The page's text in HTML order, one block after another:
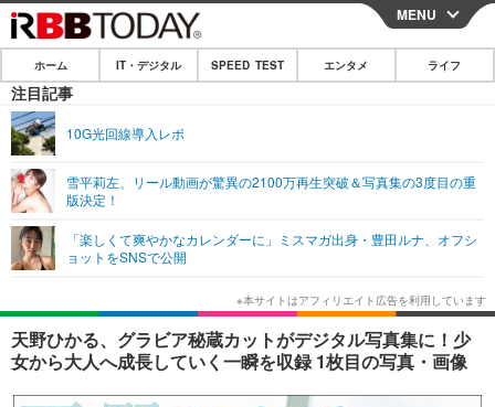
CLOSE
ホーム
IT・デジタル
ネタ
ショッピング その他
SPEED TEST
エンタメ
エンタメTOP
韓国・芸能
音楽 スポーツ
ライフ
ライフTOP グルメ
ペット ショッピング
その他
リリース一覧
プッシュ通知の停止方法
MENU
ホーム IT・デジタル SPEED TEST エンタメ ライフ
注目記事
10G光回線導入レポ
雪平莉左、リール動画が驚異の2100万再生突破＆写真集の3度目の重
版決定！
「楽しくて爽やかなカレンダーに」ミスマガ出身・豊田ルナ、オフシ
ョットをSNSで公開
天野ひかる、グラビア秘蔵カットがデジタル写真集に！少
女から大人へ成長していく一瞬を収録 1枚目の写真・画像